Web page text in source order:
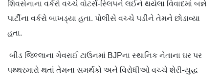
શિવસેનાના વર્કરો વચ્ચે વોટર્સ-​સ્લિપને લઈને થયેલા વિવાદમાં બન્ને
પાર્ટીના વર્કરો બાખડ્યા હતા. પોલીસે વચ્ચે પડીને તેમને છોડાવ્યા
હતા.
બીડ જિલ્લાના ગેવરાઈ ટાઉનમાં BJPના સ્થાનિક નેતાના ઘર પર
પથ્થરમારો થતાં તેમના સમર્થકો અને વિરોધીઓ વચ્ચે શેરી-યુદ્ધ